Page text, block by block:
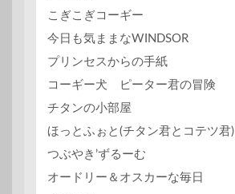
こぎこぎコーギー
今日も気ままなWINDSOR
プリンセスからの手紙
コーギー犬 ピーター君の冒険
チタンの小部屋
ほっとふぉと(チタン君とコテツ君)
つぶやき’ずるーむ
オードリー＆オスカーな毎日